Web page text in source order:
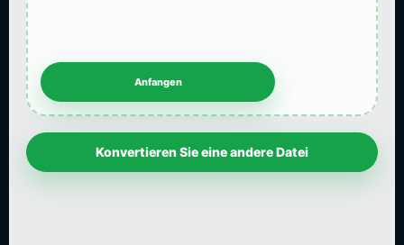
Konvertieren Sie eine andere Datei